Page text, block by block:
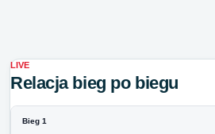
LIVE
Relacja bieg po biegu
Bieg 1